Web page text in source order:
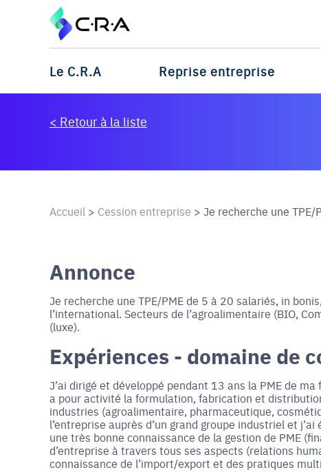
Le C.R.A Reprise entreprise
< Retour à la liste
Accueil > Cession entreprise > Je recherche une TPE/
Annonce
Je recherche une TPE/PME de 5 à 20 salariés, in
l’international. Secteurs de l’agroalimentaire (BIO,
(luxe).
Expériences - domaine de
J’ai dirigé et développé pendant 13 ans la PME de
a pour activité la formulation, fabrication et
industries (agroalimentaire, pharmaceutique,
l’entreprise auprès d’un grand groupe industriel et
une très bonne connaissance de la gestion de PME
d’entreprise à travers tous ses aspects (relations
connaissance de l’import/export et des pratiques